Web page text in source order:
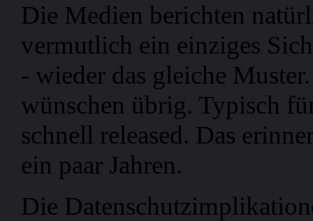
Die Medien berichten
vermutlich ein einziges
- wieder das gleiche
wünschen übrig. Typisch
schnell released. Das
ein paar Jahren.
Die